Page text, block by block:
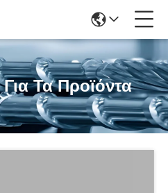
Τα Προϊόντα